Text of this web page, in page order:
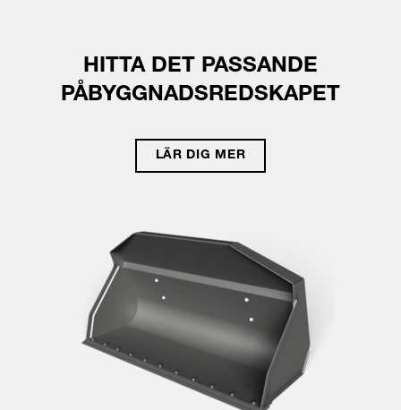
HITTA DET PASSANDE
PÅBYGGNADSREDSKAPET
LÄR DIG MER